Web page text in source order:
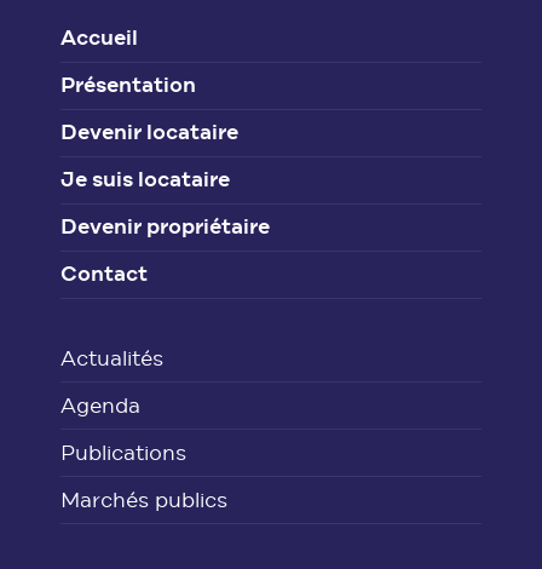
Accueil
Présentation
Devenir locataire
Je suis locataire
Devenir propriétaire
Contact
Actualités
Agenda
Publications
Marchés publics